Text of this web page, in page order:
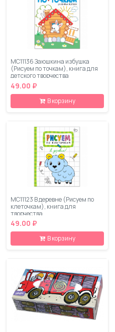
МС11136 Заюшкина избушка
(Рисуем по точкам), книга для
детского творчества
49.00 ₽
В корзину
МС11123 В деревне (Рисуем по
клеточкам), книга для
творчества
49.00 ₽
В корзину